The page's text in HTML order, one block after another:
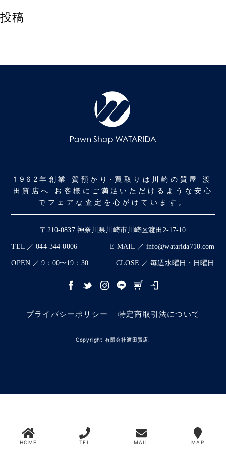
投稿
1962年創業 質預かり･買取りは川崎の質屋 渡
田質店へ お客様にご満足いただけるような安心
でフェアな査定を心がけています。
〒210-0837 神奈川県川崎市川崎区渡田2-17-10
TEL ／ 044-344-0006 E-MAIL ／ info@watarida710.com
OPEN ／ 9：00〜19：30 CLOSE ／ 毎週水曜日・日曜日
プライバシーポリシー 特定商取引法について
Copyright 有限会社渡田質店.
HOME TEL MAIL MAP